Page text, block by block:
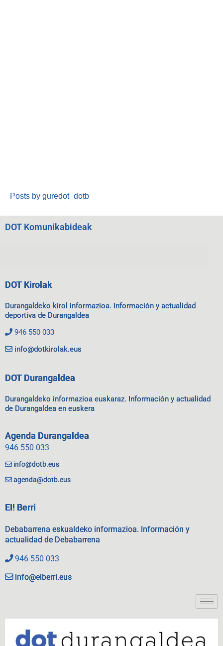
Posts by guredot_dotb
DOT Komunikabideak
DOT Kirolak
Durangaldeko kirol informazioa. Información y actualidad
deportiva de Durangaldea
946 550 033
info@dotkirolak.eus
DOT Durangaldea
Durangaldeko informazioa euskaraz. Información y actualidad
de Durangaldea en euskera
Agenda Durangaldea
946 550 033
info@dotb.eus
agenda@dotb.eus
EI! Berri
Debabarrena eskualdeko informazioa. Información y
actualidad de Debabarrena
946 550 033
info@eiberri.eus